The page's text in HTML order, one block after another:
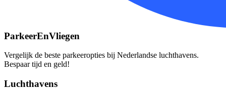
ParkeerEnVliegen
Vergelijk de beste parkeeropties bij Nederlandse luchthavens.
Bespaar tijd en geld!
Luchthavens